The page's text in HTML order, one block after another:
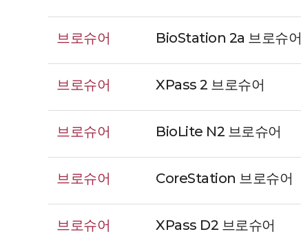
브로슈어 BioStation 2a 브로슈어
브로슈어 XPass 2 브로슈어
브로슈어 BioLite N2 브로슈어
브로슈어 CoreStation 브로슈어
브로슈어 XPass D2 브로슈어